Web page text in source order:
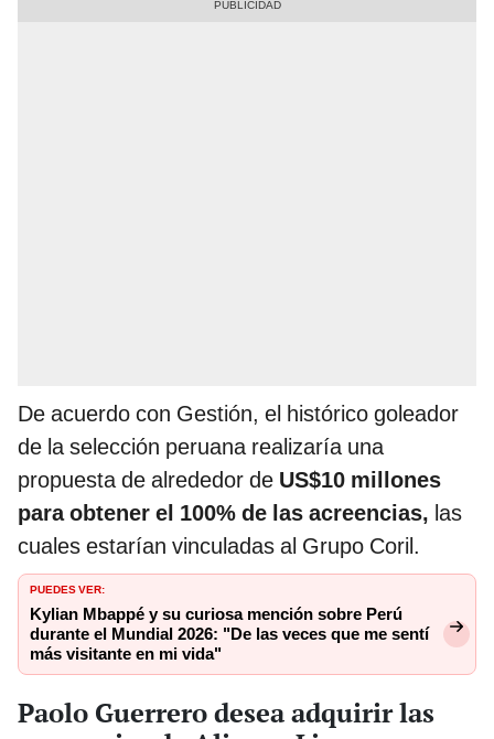
De acuerdo con Gestión, el histórico goleador
de la selección peruana realizaría una
propuesta de alrededor de US$10 millones
para obtener el 100% de las acreencias, las
cuales estarían vinculadas al Grupo Coril.
PUEDES VER:
Kylian Mbappé y su curiosa mención sobre Perú
durante el Mundial 2026: "De las veces que me sentí
más visitante en mi vida"
Paolo Guerrero desea adquirir las